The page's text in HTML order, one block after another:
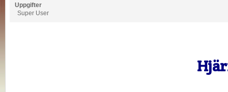
Uppgifter
Super User